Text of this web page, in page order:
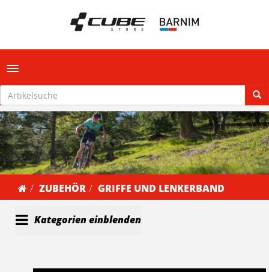
Toggle navigation
ZUBEHÖR GRIFFE UND LENKERBAND
Kategorien einblenden